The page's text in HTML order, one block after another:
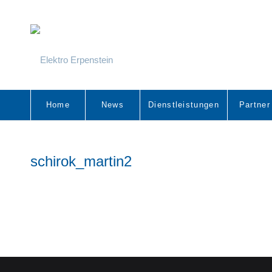
Home News Dienstleistungen Partner
schirok_martin2